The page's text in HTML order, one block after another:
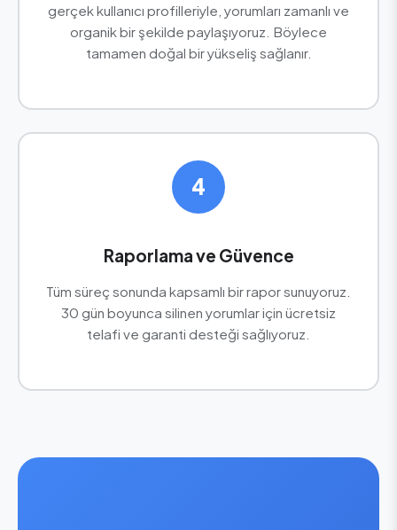
gerçek kullanıcı profilleriyle, yorumları zamanlı ve
organik bir şekilde paylaşıyoruz. Böylece
tamamen doğal bir yükseliş sağlanır.
4
Raporlama ve Güvence
Tüm süreç sonunda kapsamlı bir rapor sunuyoruz.
30 gün boyunca silinen yorumlar için ücretsiz
telafi ve garanti desteği sağlıyoruz.